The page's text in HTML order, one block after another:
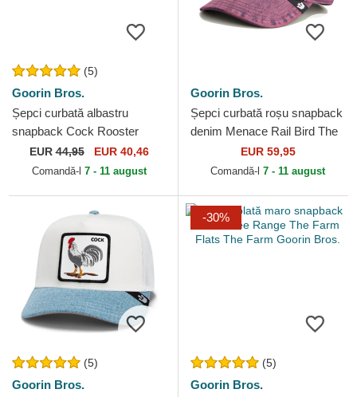
(5)
Goorin Bros.
Șepci curbată albastru
snapback Cock Rooster
Field 100 The Farm Goorin
Bros.
EUR44,95 EUR 40,46
Comandă-l 7 - 11 august
Goorin Bros.
Șepci curbată roșu snapback
denim Menace Rail Bird The
Showdown The Farm Goorin
Bros.
EUR 59,95
Comandă-l 7 - 11 august
(5)
Goorin Bros.
-30%
(5)
Goorin Bros.